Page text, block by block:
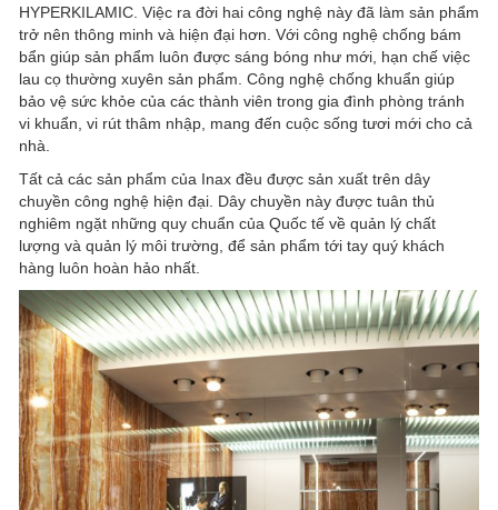
HYPERKILAMIC. Việc ra đời hai công nghệ này đã làm sản phẩm
trở nên thông minh và hiện đại hơn. Với công nghệ chống bám
bẩn giúp sản phẩm luôn được sáng bóng như mới, hạn chế việc
lau cọ thường xuyên sản phẩm. Công nghệ chống khuẩn giúp
bảo vệ sức khỏe của các thành viên trong gia đình phòng tránh
vi khuẩn, vi rút thâm nhập, mang đến cuộc sống tươi mới cho cả
nhà.
Tất cả các sản phẩm của Inax đều được sản xuất trên dây
chuyền công nghệ hiện đại. Dây chuyền này được tuân thủ
nghiêm ngặt những quy chuẩn của Quốc tế về quản lý chất
lượng và quản lý môi trường, để sản phẩm tới tay quý khách
hàng luôn hoàn hảo nhất.